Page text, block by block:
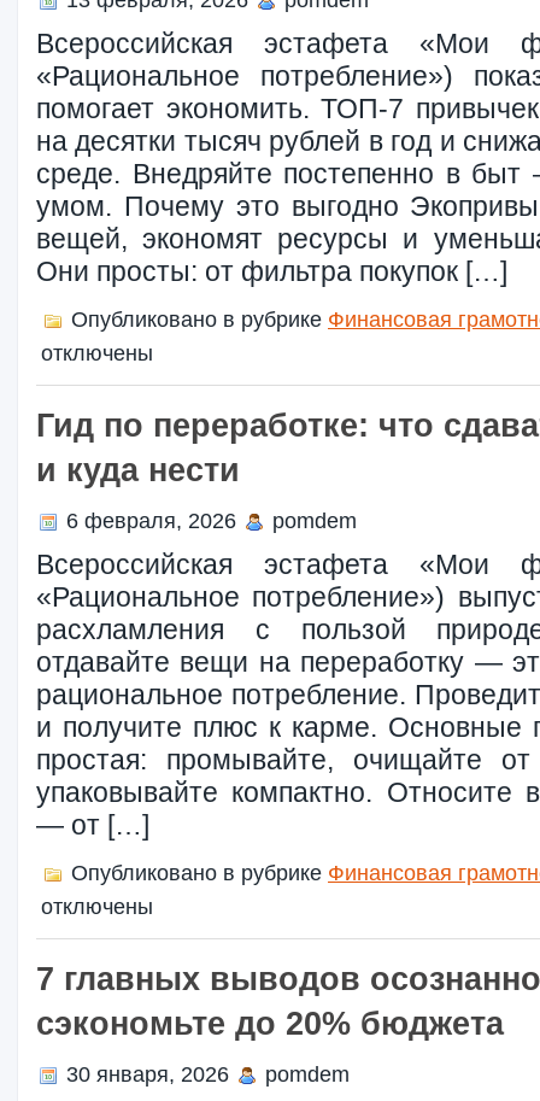
Всероссийская эстафета «Мои
«Рациональное потребление»)
помогает экономить. ТОП-7
на десятки тысяч рублей в год и
среде. Внедряйте постепенно в
умом. Почему это выгодно
вещей, экономят ресурсы и
Они просты: от фильтра покупок […]
Опубликовано в рубрике Финансовая
отключены
Гид по переработке: что
и куда нести
6 февраля, 2026 pomdem
Всероссийская эстафета «Мои
«Рациональное потребление»)
расхламления с пользой
отдавайте вещи на переработку —
рациональное потребление.
и получите плюс к карме. Основные
простая: промывайте, очищайте
упаковывайте компактно. Относите
— от […]
Опубликовано в рубрике Финансовая
отключены
7 главных выводов
сэкономьте до 20% бюджета
30 января, 2026 pomdem